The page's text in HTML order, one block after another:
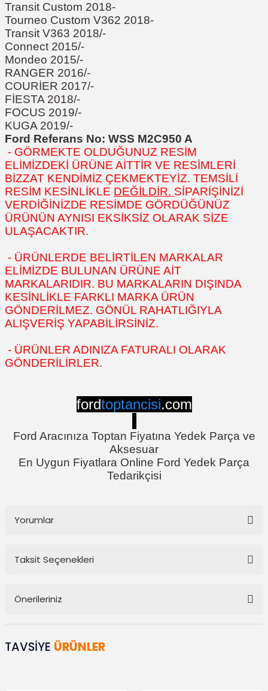
Transit Custom 2018-
Tourneo Custom V362 2018-
Transit V363 2018/-
Connect 2015/-
Mondeo 2015/-
RANGER 2016/-
COURİER 2017/-
FİESTA 2018/-
FOCUS 2019/-
KUGA 2019/-
Ford Referans No: WSS M2C950 A
- GÖRMEKTE OLDUĞUNUZ RESİM
ELİMİZDEKİ ÜRÜNE AİTTİR VE RESİMLERİ
BİZZAT KENDİMİZ ÇEKMEKTEYİZ. TEMSİLİ
RESİM KESİNLİKLE DEĞİLDİR. SİPARİŞİNİZİ
VERDİĞİNİZDE RESİMDE GÖRDÜĞÜNÜZ
ÜRÜNÜN AYNISI EKSİKSİZ OLARAK SİZE
ULAŞACAKTIR.
- ÜRÜNLERDE BELİRTİLEN MARKALAR
ELİMİZDE BULUNAN ÜRÜNE AİT
MARKALARIDIR. BU MARKALARIN DIŞINDA
KESİNLİKLE FARKLI MARKA ÜRÜN
GÖNDERİLMEZ. GÖNÜL RAHATLIĞIYLA
ALIŞVERİŞ YAPABİLİRSİNİZ.
- ÜRÜNLER ADINIZA FATURALI OLARAK
GÖNDERİLİRLER.
fordtoptancisi.com
Ford Aracınıza Toptan Fiyatına Yedek Parça ve
Aksesuar
En Uygun Fiyatlara Online Ford Yedek Parça
Tedarikçisi
Yorumlar
Taksit Seçenekleri
Önerileriniz
konularda yetersiz gördüğünüz noktaları öneri formunu kullanarak
tarafımıza iletebilirsiniz.
TAVSİYE ÜRÜNLER